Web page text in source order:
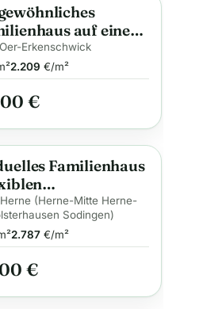
auf einem
Erkenschwick
2.209 €/m²
€
Familienhaus
nach Ihren
(Herne-Mitte Herne-
Sodingen)
2.787€/m²
€